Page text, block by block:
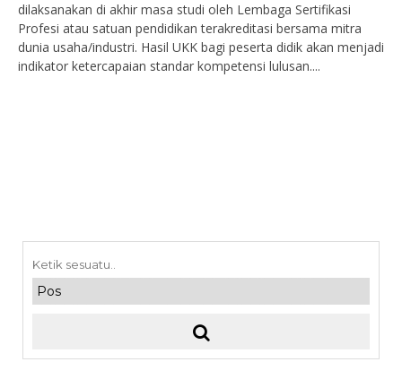
dilaksanakan di akhir masa studi oleh Lembaga Sertifikasi
Profesi atau satuan pendidikan terakreditasi bersama mitra
dunia usaha/industri. Hasil UKK bagi peserta didik akan menjadi
indikator ketercapaian standar kompetensi lulusan....